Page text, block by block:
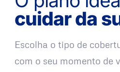
cuidar da
Escolha o tipo de
com o seu momento de